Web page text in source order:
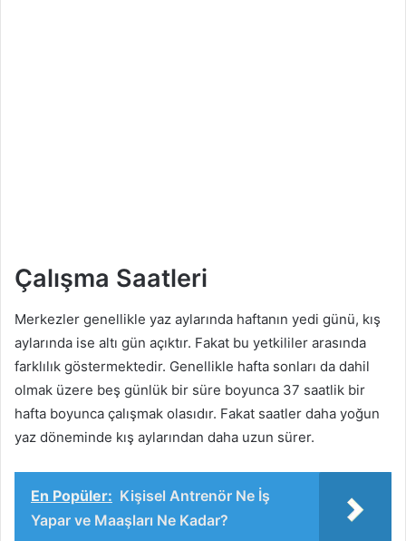
Çalışma Saatleri
Merkezler genellikle yaz aylarında haftanın yedi günü, kış
aylarında ise altı gün açıktır. Fakat bu yetkililer arasında
farklılık göstermektedir. Genellikle hafta sonları da dahil
olmak üzere beş günlük bir süre boyunca 37 saatlik bir
hafta boyunca çalışmak olasıdır. Fakat saatler daha yoğun
yaz döneminde kış aylarından daha uzun sürer.
En Popüler: Kişisel Antrenör Ne İş
Yapar ve Maaşları Ne Kadar?